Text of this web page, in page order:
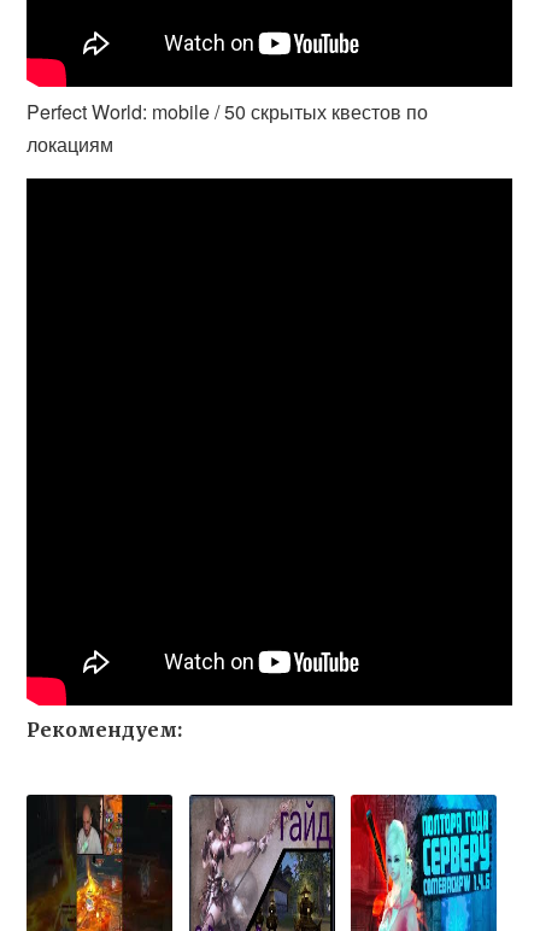
Perfect World: mobile / 50 скрытых квестов по
локациям
Рекомендуем: